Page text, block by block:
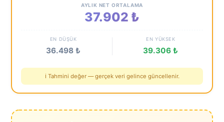
AYLIK NET ORTALAMA
37.902 ₺
EN DÜŞÜK
36.498 ₺
EN YÜKSEK
39.306 ₺
ℹ️ Tahmini değer — gerçek veri gelince güncellenir.